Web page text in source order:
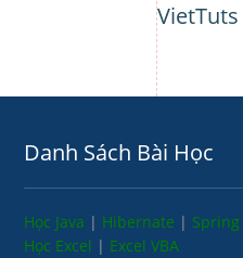
Danh Sách Bài Học
Học Java | Hibernate | Spring
Học Excel | Excel VBA